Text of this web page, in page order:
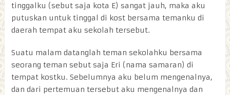
tinggalku (sebut saja kota E) sangat jauh, maka aku
putuskan untuk tinggal di kost bersama temanku di
daerah tempat aku sekolah tersebut.
Suatu malam datanglah teman sekolahku bersama
seorang teman sebut saja Eri (nama samaran) di
tempat kostku. Sebelumnya aku belum mengenalnya,
dan dari pertemuan tersebut aku mengenalnya dan